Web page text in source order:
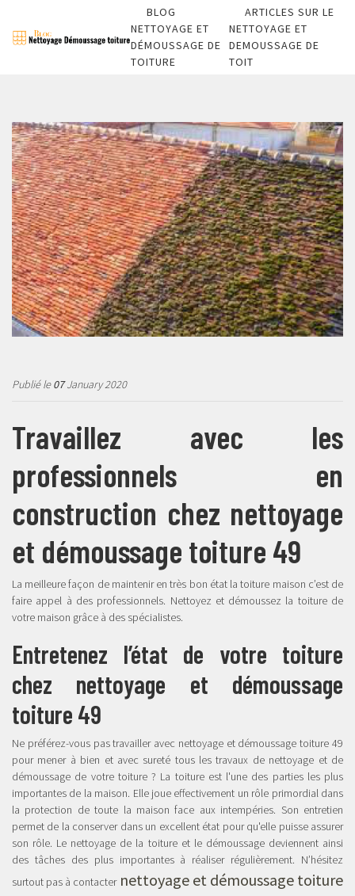
BLOG
NETTOYAGE ET
DÉMOUSSAGE DE
TOITURE
ARTICLES SUR LE
NETTOYAGE ET
DEMOUSSAGE DE
TOIT
Publié le07January 2020
Travaillez avec les
professionnels en
construction chez nettoyage
et démoussage toiture 49
La meilleure façon de maintenir en très bon état la toiture maison c’est de
faire appel à des professionnels. Nettoyez et démoussez la toiture de
votre maison grâce à des spécialistes.
Entretenez l’état de votre toiture
chez nettoyage et démoussage
toiture 49
Ne préférez-vous pas travailler avec nettoyage et démoussage toiture 49
pour mener à bien et avec sureté tous les travaux de nettoyage et de
démoussage de votre toiture ? La toiture est l'une des parties les plus
importantes de la maison. Elle joue effectivement un rôle primordial dans
la protection de toute la maison face aux intempéries. Son entretien
permet de la conserver dans un excellent état pour qu'elle puisse assurer
son rôle. Le nettoyage de la toiture et le démoussage deviennent ainsi
des tâches des plus importantes à réaliser régulièrement. N’hésitez
surtout pas à contacter nettoyage et démoussage toiture